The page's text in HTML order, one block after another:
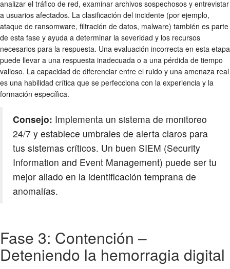
analizar el tráfico de red, examinar archivos sospechosos y entrevistar
a usuarios afectados. La clasificación del incidente (por ejemplo,
ataque de ransomware, filtración de datos, malware) también es parte
de esta fase y ayuda a determinar la severidad y los recursos
necesarios para la respuesta. Una evaluación incorrecta en esta etapa
puede llevar a una respuesta inadecuada o a una pérdida de tiempo
valioso. La capacidad de diferenciar entre el ruido y una amenaza real
es una habilidad crítica que se perfecciona con la experiencia y la
formación específica.
Consejo: Implementa un sistema de monitoreo
24/7 y establece umbrales de alerta claros para
tus sistemas críticos. Un buen SIEM (Security
Information and Event Management) puede ser tu
mejor aliado en la identificación temprana de
anomalías.
Fase 3: Contención –
Deteniendo la hemorragia digital